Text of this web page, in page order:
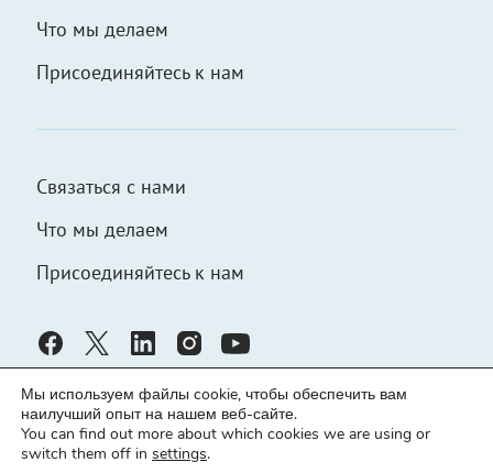
Что мы делаем
Присоединяйтесь к нам
Связаться с нами
Что мы делаем
Присоединяйтесь к нам
Мы используем файлы cookie, чтобы обеспечить вам
наилучший опыт на нашем веб-сайте.
You can find out more about which cookies we are using or
switch them off in settings.